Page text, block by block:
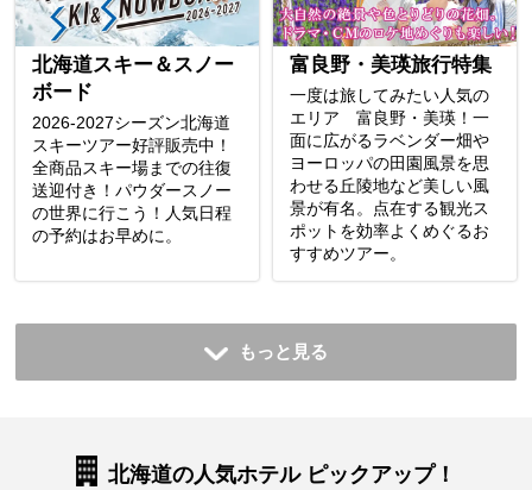
北海道スキー＆スノー
ボード
2026-2027シーズン北海道
スキーツアー好評販売中！
全商品スキー場までの往復
送迎付き！パウダースノー
の世界に行こう！人気日程
の予約はお早めに。
富良野・美瑛旅行特集
一度は旅してみたい人気の
エリア 富良野・美瑛！一
面に広がるラベンダー畑や
ヨーロッパの田園風景を思
わせる丘陵地など美しい風
景が有名。点在する観光ス
ポットを効率よくめぐるお
すすめツアー。
もっと見る
北海道の人気ホテル ピックアップ！